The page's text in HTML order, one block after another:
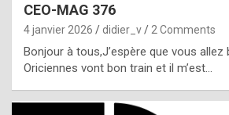
p
e
c
i
CEO-MAG 376
4 janvier 2026 didier_v 2 Comments
Bonjour à tous,J’espère que vous allez
Oriciennes vont bon train et il m’est…